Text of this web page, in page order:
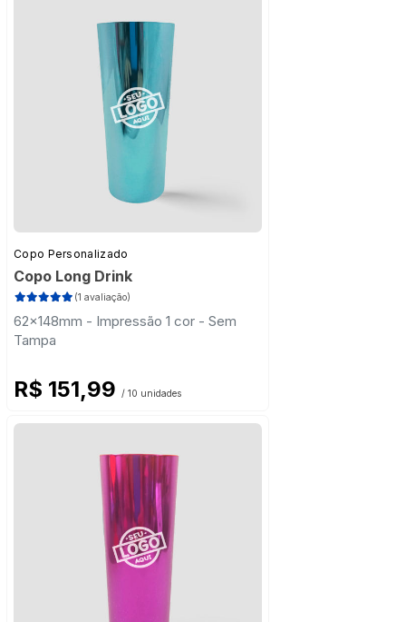
Copo Personalizado
Copo Long Drink
(1 avaliação)
62x148mm - Impressão 1 cor - Sem
Tampa
R$ 151,99 / 10 unidades